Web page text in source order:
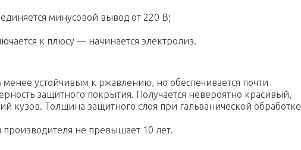
минусовой вывод от 220 В;
к плюсу — начинается электролиз.
менее устойчивым к ржавлению, но обеспечивается почти
защитного покрытия. Получается невероятно красивый,
кузов. Толщина защитного слоя при гальванической обработке
производителя не превышает 10 лет.